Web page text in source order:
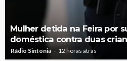
Mulher detida na Feira por
doméstica contra duas
Rádio Sintonia 12 horas atrás